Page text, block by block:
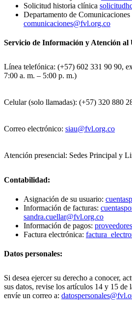
Solicitud historia clínica
Departamento de Comunicaciones
comunicaciones@fvl.org.co
Servicio de Información y Atención
Línea telefónica: (+57) 602 331 90 90,
7:00 a. m. – 5:00 p. m.)
Celular (solo llamadas): (+57) 320 880
Correo electrónico: siau@fvl.org.co
Atención presencial: Sedes Principal y
Contabilidad:
Asignación de su usuario:
Información de facturas:
sandra.cuellar@fvl.org.co
Información de pagos:
Factura electrónica:
Datos personales:
Si desea ejercer su derecho a conocer,
sus datos, revise los artículos 14 y 15 de
envíe un correo a: